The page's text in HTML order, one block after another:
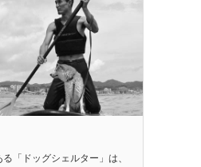
「ドッグシェルター」は、